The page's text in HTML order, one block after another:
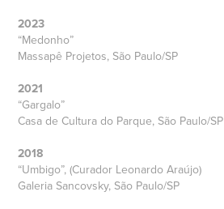
2023
“Medonho”
Massapê Projetos, São Paulo/SP
2021
“Gargalo”
Casa de Cultura do Parque, São Paulo/SP
2018
“Umbigo”, (Curador Leonardo Araújo)
Galeria Sancovsky, São Paulo/SP